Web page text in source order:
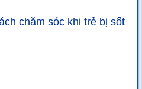
chăm sóc khi trẻ bị sốt